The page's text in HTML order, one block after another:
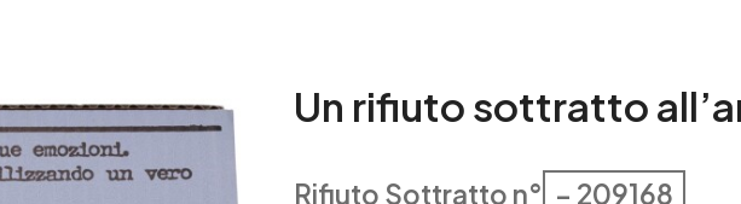
Un rifiuto sottratto
Rifiuto Sottratto n° – 209168